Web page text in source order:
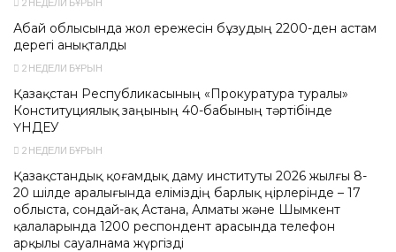
Абай облысында жол ережесін бұзудың 2200-ден астам
дерегі анықталды
2 НЕДЕЛИ БҰРЫН
Қазақстан Республикасының «Прокуратура туралы»
Конституциялық заңының 40-бабының тәртібінде
ҮНДЕУ
2 НЕДЕЛИ БҰРЫН
Қазақстандық қоғамдық даму институты 2026 жылғы 8-
20 шілде аралығында еліміздің барлық өңірлерінде – 17
облыста, сондай-ақ Астана, Алматы және Шымкент
қалаларында 1200 респондент арасында телефон
арқылы сауалнама жүргізді